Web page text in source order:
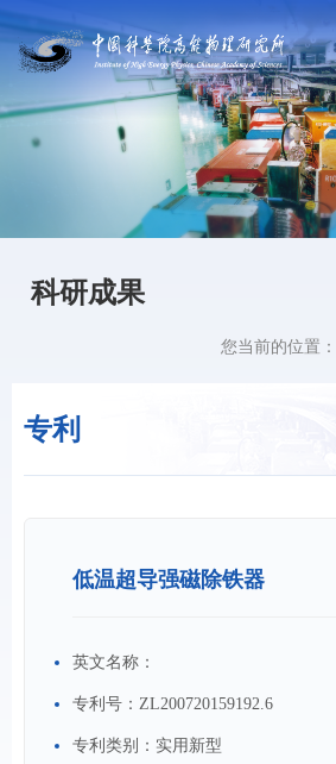
科研成果
专利
您当前的位置：
低温超导强磁除铁器
英文名称：
专利号： ZL200720159192.6
专利类别： 实用新型